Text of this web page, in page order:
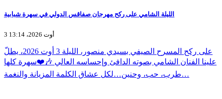
الليلة الشامي على ركح مهرجان صفاقس الدولي في سهرة شبابية
3 أوت 2026، 13:14
على ركح المسرح الصيفي بسيدي منصور، الليلة 3 أوت 2026، يطلّ
علينا الفنان الشامي بصوته الدافئ وإحساسه العالي 🎶❤️سهرة كلها
طرب، حب، وحنين…لكل عشاق الكلمة المزيانة والنغمة…